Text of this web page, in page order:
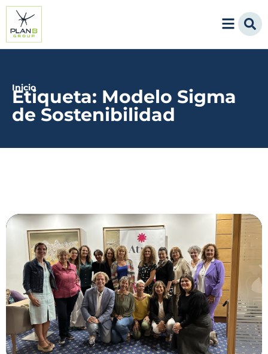
Inicio
Etiqueta: Modelo Sigma
de Sostenibilidad